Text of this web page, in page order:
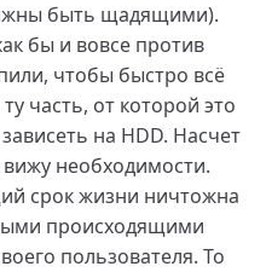
быть щадящими).
бы и вовсе против
чтобы быстро всё
часть, от которой это
на HDD. Насчет
необходимости.
срок жизни ничтожна
происходящими
пользователя. То